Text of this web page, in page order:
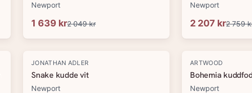
Newport
1 639 kr2 049 kr
Newport
2 207 kr2 759
-20%
JONATHAN ADLER
Snake kudde vit
Newport
-30%
ARTWOOD
Bohemia
Newport